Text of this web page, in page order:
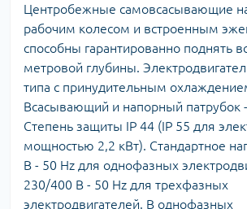
Центробежные самовсасывающие
рабочим колесом и встроенным
способны гарантированно поднять
метровой глубины.
типа с принудительным
Всасывающий и напорный патрубок
Степень защиты IP 44 (IP 55 для
мощностью 2,2 кВт). Стандартное
В - 50 Hz для однофазных
230/400 В - 50 Hz для трехфазных
электродвигателей. В однофазных